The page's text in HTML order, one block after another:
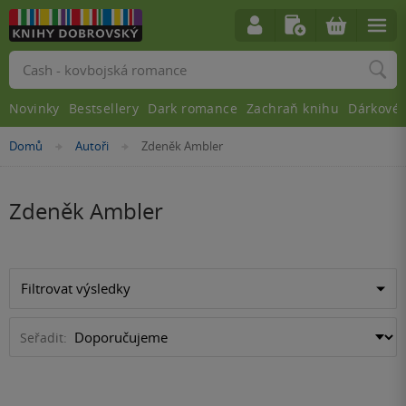
Nacházíte
Domů »Autoři »
Zdeněk Ambler
Zdeněk Ambler
Filtrovat výsledky
Seřadit:
Vyhledávání
Novinky Bestsellery Dark romance Zachraň knihu Dárkové